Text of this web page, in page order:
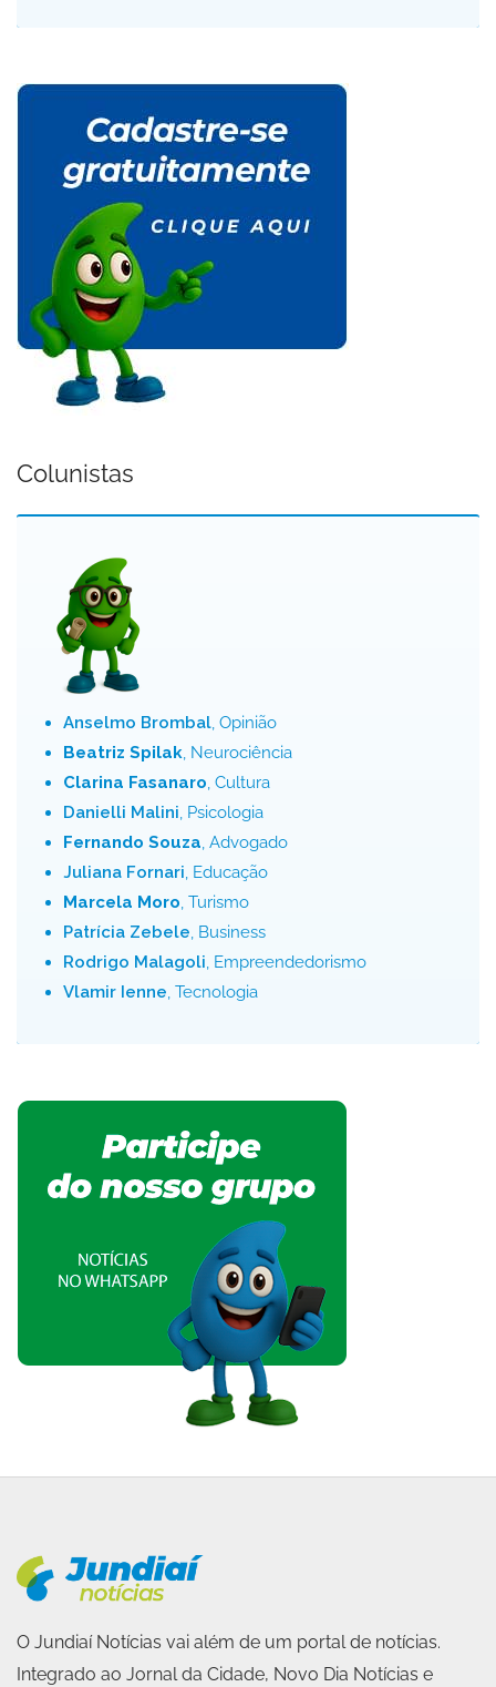
Colunistas
Anselmo Brombal, Opinião
Beatriz Spilak, Neurociência
Clarina Fasanaro, Cultura
Danielli Malini, Psicologia
Fernando Souza, Advogado
Juliana Fornari, Educação
Marcela Moro, Turismo
Patrícia Zebele, Business
Rodrigo Malagoli, Empreendedorismo
Vlamir Ienne, Tecnologia
O Jundiaí Notícias vai além de um portal de notícias.
Integrado ao Jornal da Cidade, Novo Dia Notícias e